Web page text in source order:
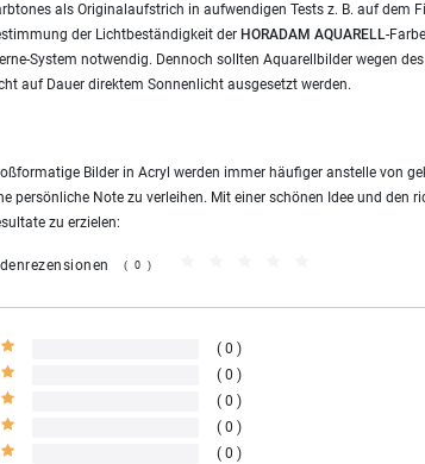
als Originalaufstrich in aufwendigen Tests z. B. auf dem
der Lichtbeständigkeit der HORADAM AQUARELL-
System notwendig. Dennoch sollten Aquarellbilder wegen
auf Dauer direktem Sonnenlicht ausgesetzt werden.
Bilder in Acryl werden immer häufiger anstelle von
persönliche Note zu verleihen. Mit einer schönen Idee und
zu erzielen:
(0)
0
0
0
0
0